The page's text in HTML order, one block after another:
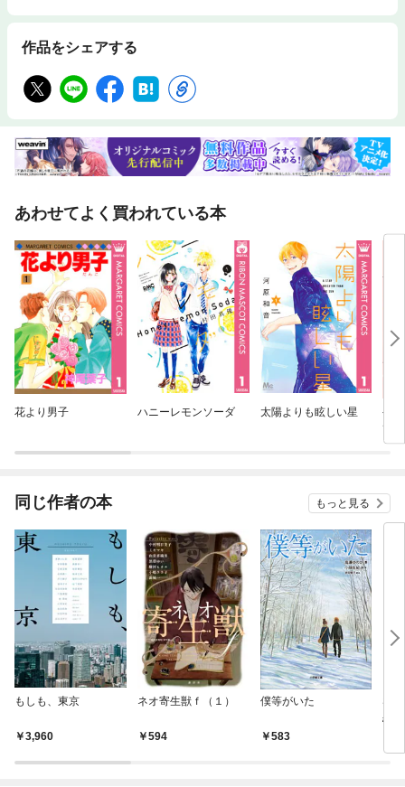
作品をシェアする
あわせてよく買われている本
花より男子 ハニーレモンソーダ 太陽よりも眩しい星
や
て
同じ作者の本 もっと見る
もしも、東京
3,960
ネオ寄生獣ｆ（１）
594
僕等がいた
583
恋